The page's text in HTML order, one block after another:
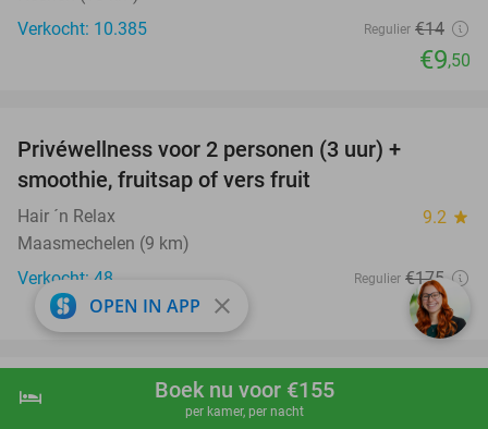
shopping_cart Boek nu
hotel Boek nu voor €155
per kamer, per nacht
Verkocht: 10.385
Regulier €14
€9,50
Privéwellness voor 2 personen (3 uur) +
smoothie, fruitsap of vers fruit
Hair ´n Relax 9.2 star
Maasmechelen (9 km)
Verkocht: 48
Regulier €175
€89
favorite_border
2 of 3 heats karten bij Powerarea
OPEN IN APP close